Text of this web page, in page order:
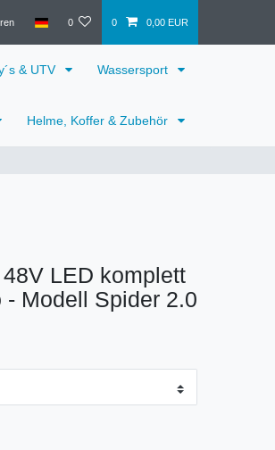
0 0 0,00 EUR
& UTV Wassersport
Helme, Koffer & Zubehör
LED komplett
Modell Spider 2.0